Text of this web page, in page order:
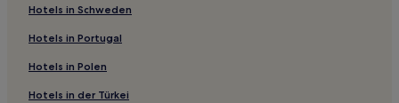
Hotels mit Pool in Hérault
Haustierfreundliche in Hérault
Familien in Agde
Haustierfreundliche in Frontignan
Hotels in Schweden
Hotels in Portugal
Hotels in Polen
Hotels in der Türkei